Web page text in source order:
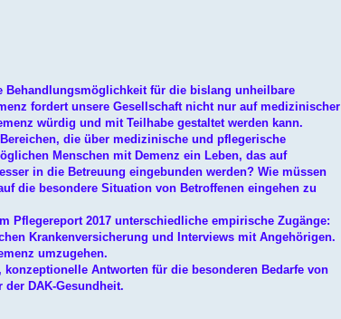
Behandlungsmöglichkeit für die bislang unheilbare
fordert unsere Gesellschaft nicht nur auf medizinischer
würdig und mit Teilhabe gestaltet werden kann.
die über medizinische und pflegerische
Menschen mit Demenz ein Leben, das auf
in die Betreuung eingebunden werden? Wie müssen
die besondere Situation von Betroffenen eingehen zu
Pflegereport 2017 unterschiedliche empirische Zugänge:
Krankenversicherung und Interviews mit Angehörigen.
umzugehen.
Antworten für die besonderen Bedarfe von
DAK-Gesundheit.